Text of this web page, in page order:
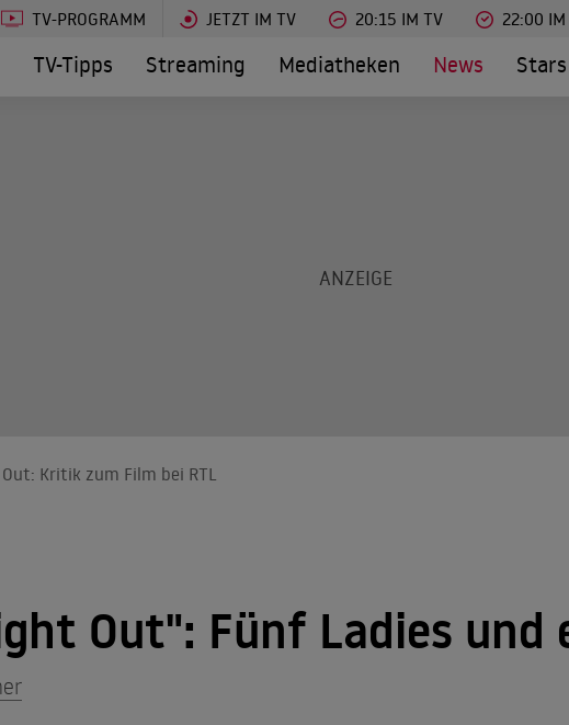
TV-PROGRAMM JETZT IM TV 20:15 IM TV 22:00 IM
TV-Tipps Streaming Mediatheken News Stars
Kritik zum Film bei RTL
Out": Fünf Ladies und